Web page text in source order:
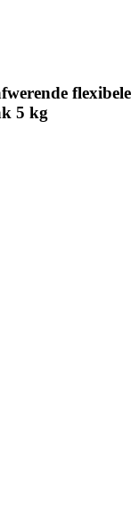
flexibele
5 kg